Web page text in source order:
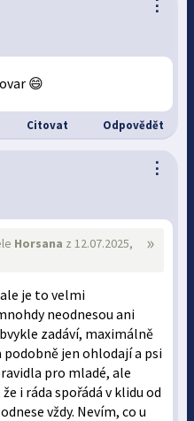
⋮
😄
Citovat Odpovědět
⋮
»
Horsana z 12.07.2025,
je to velmi
neodnesou ani
zadáví, maximálně
jen ohlodají a psi
pro mladé, ale
i ráda spořádá v klidu od
vždy. Nevím, co u